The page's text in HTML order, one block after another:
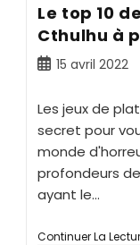
Le top 10
Cthulhu à
15 avril 2022
Les jeux de
secret pour
monde
profondeurs
ayant le…
Continuer La